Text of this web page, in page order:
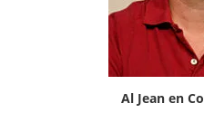
Al Jean en